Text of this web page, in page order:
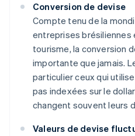
Conversion de devise
Compte tenu de la
entreprises brésiliennes
tourisme, la conversion
importante que jamais.
particulier ceux qui
pas indexées sur le
changent souvent leurs
Valeurs de devise